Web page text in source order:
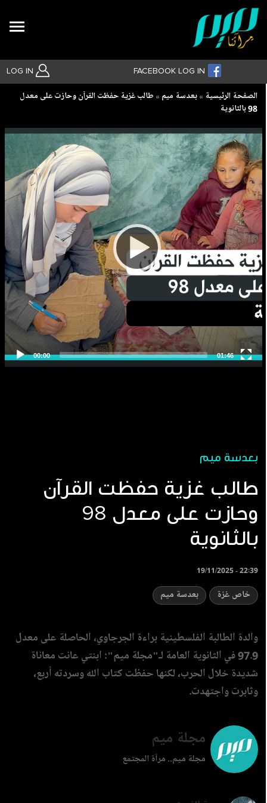
LOG IN FACEBOOK LOG IN
بحث متقدم
Breadcrumb
الصفحة الرئيسية بعدسة ميم
طالب غزية حفظت القرآن وحازت على معدل
98 بالثانوية
بعدسة ميم
طالب غزية حفظت القرآن
وحازت على معدل 98
بالثانوية
19/11/2025 - 22:39
خاص غزة بعدسة ميم
والدة الطالبة الفلسطينية براءة الجرجاوي، الحاصلة على معدل
97.9 في الثانوية العامة لـ"مجلة ميم": ابنتي عانت معاناة
شديدة خلال الحرب، لكنها حفظت كتاب الله وسردته أربع،
وثابرت واجتهدت.
مجلة ميم
مجلة ميم.. مرآة المجتمع